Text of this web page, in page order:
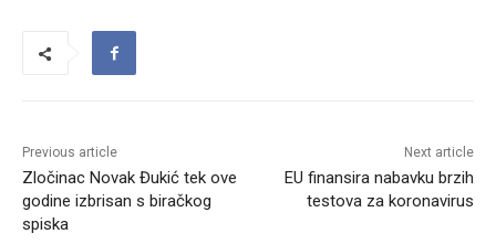
Previous article
Zločinac Novak Đukić tek ove
godine izbrisan s biračkog
spiska
Next article
EU finansira nabavku brzih
testova za koronavirus